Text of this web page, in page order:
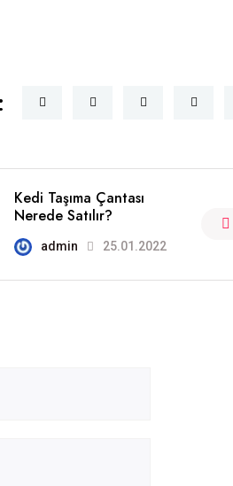
Kedi Taşıma Çantası
Nerede Satılır?
admin 25.01.2022